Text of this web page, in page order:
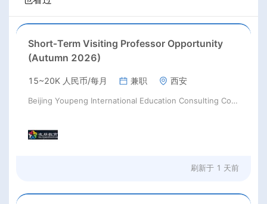
Short‑Term Visiting Professor Opportunity
(Autumn 2026)
15~20K 人民币/每月 兼职 西安
Beijing Youpeng International Education Consulting Co., Ltd
刷新于 1 天前